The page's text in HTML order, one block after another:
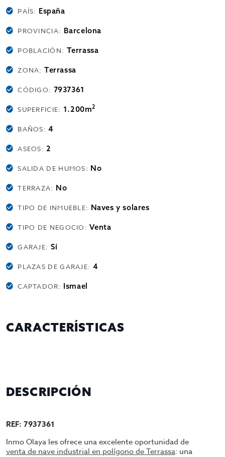
PAÍS: España
PROVINCIA: Barcelona
POBLACIÓN: Terrassa
ZONA:Terrassa
CÓDIGO: 7937361
SUPERFICIE: 1.200m2
BAÑOS:4
ASEOS:2
SALIDA DE HUMOS: No
TERRAZA: No
TIPO DE INMUEBLE: Naves y solares
TIPO DE NEGOCIO:Venta
GARAJE: Sí
PLAZAS DE GARAJE: 4
CAPTADOR: Ismael
CARACTERÍSTICAS
DESCRIPCIÓN
REF: 7937361
Inmo Olaya les ofrece una excelente oportunidad de
venta de nave industrial en polígono de Terrassa: una